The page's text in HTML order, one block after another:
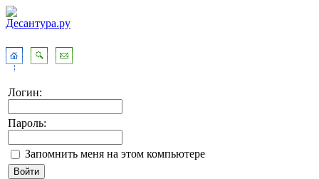
Логин:
Пароль:
Запомнить меня на этом компьютере